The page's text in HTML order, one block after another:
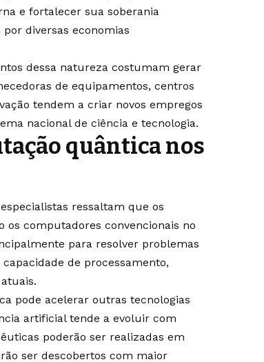
e fortalecer sua soberania
diversas economias
dessa natureza costumam gerar
de equipamentos, centros
tendem a criar novos empregos
nacional de ciência e tecnologia.
quântica nos
ressaltam que os
computadores convencionais no
para resolver problemas
de processamento,
pode acelerar outras tecnologias
artificial tende a evoluir com
poderão ser realizadas em
ser descobertos com maior